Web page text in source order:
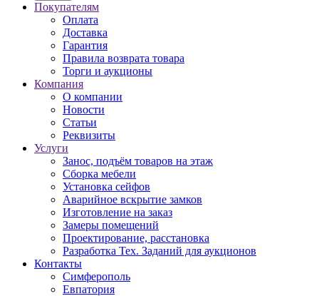
Покупателям
Оплата
Доставка
Гарантия
Правила возврата товара
Торги и аукционы
Компания
О компании
Новости
Статьи
Реквизиты
Услуги
Занос, подъём товаров на этаж
Сборка мебели
Установка сейфов
Аварийное вскрытие замков
Изготовление на заказ
Замеры помещений
Проектирование, расстановка
Разработка Тех. Заданий для аукционов
Контакты
Симферополь
Евпатория